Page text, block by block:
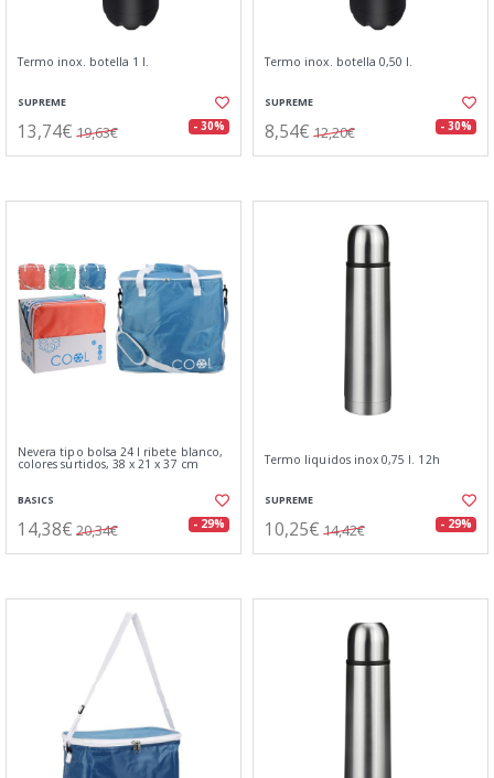
Termo inox. botella 1 l.
SUPREME
13,74€ 19,63€ - 30%
Termo inox. botella 0,50 l.
SUPREME
8,54€ 12,20€ - 30%
Nevera tipo bolsa 24 l ribete blanco,
colores surtidos, 38 x 21 x 37 cm
BASICS
14,38€ 20,34€ - 29%
Termo liquidos inox 0,75 l. 12h
SUPREME
10,25€ 14,42€ - 29%